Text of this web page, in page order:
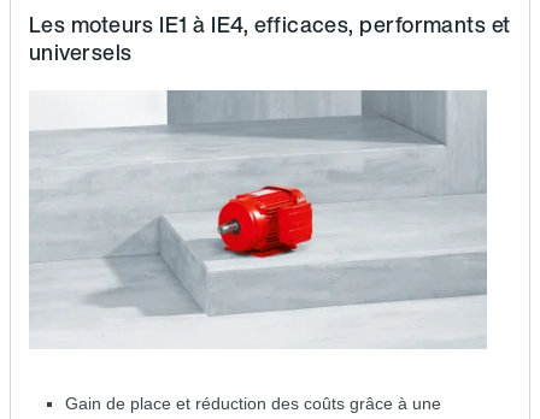
Les moteurs IE1 à IE4, efficaces, performants et
universels
Gain de place et réduction des coûts grâce à une